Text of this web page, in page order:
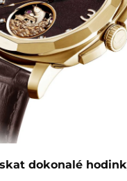
dokonalé